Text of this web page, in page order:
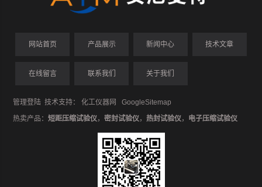
网站首页 产品展示 新闻中心 技术文章
在线留言 联系我们 关于我们
管理登陆 技术支持：化工仪器网
GoogleSitemap
热卖产品：短距压缩试验仪，密封试验仪，热封试验仪， 电子压缩试验仪